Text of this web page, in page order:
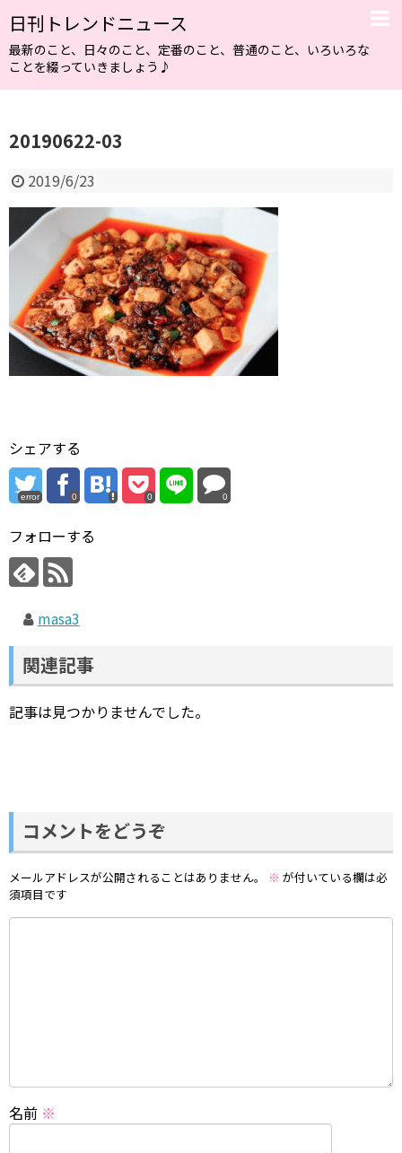
日刊トレンドニュース
最新のこと、日々のこと、定番のこと、普通のこと、いろいろな
ことを綴っていきましょう♪
20190622-03
2019/6/23
シェアする
error 0 0 0
フォローする
masa3
関連記事
記事は見つかりませんでした。
コメントをどうぞ
メールアドレスが公開されることはありません。 ※ が付いている欄は必
須項目です
名前 ※